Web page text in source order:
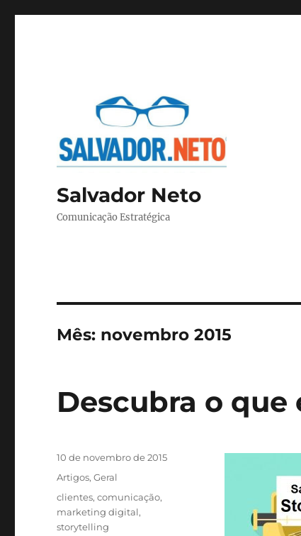
Salvador Neto
Comunicação Estratégica
Mês: novembro 2015
Descubra o
Publicado
em
10 de novembro de 2015
Categorias
Artigos,Geral
Tags
clientes,comunicação,
marketing digital,
storytelling